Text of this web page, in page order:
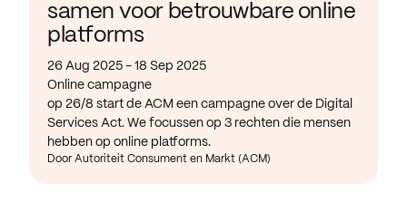
samen voor betrouwbare online
platforms
26 Aug 2025 - 18 Sep 2025
Online campagne
op 26/8 start de ACM een campagne over de Digital
Services Act. We focussen op 3 rechten die mensen
hebben op online platforms.
Door Autoriteit Consument en Markt (ACM)